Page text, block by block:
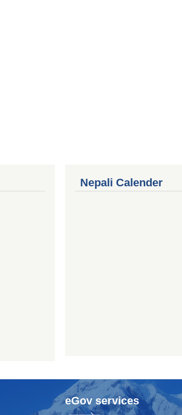
Nepali Calender
eGov services